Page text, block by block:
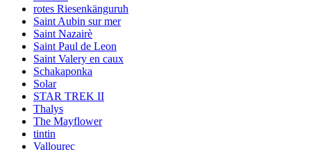
rotes Riesenkänguruh
Saint Aubin sur mer
Saint Nazairè
Saint Paul de Leon
Saint Valery en caux
Schakaponka
Solar
STAR TREK II
Thalys
The Mayflower
tintin
Vallourec